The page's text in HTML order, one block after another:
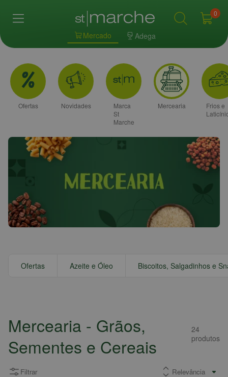
Mercado Adega
0
Ofertas Novidades
Marca
St
Marche
Mercearia
Frios e
Ofertas Azeite e Óleo Biscoitos, Salgadinhos e
Mercearia - Grãos,
Sementes e Cereais
24
produtos
Filtrar